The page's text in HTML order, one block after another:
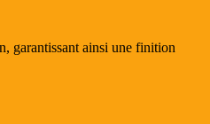
garantissant ainsi une finition